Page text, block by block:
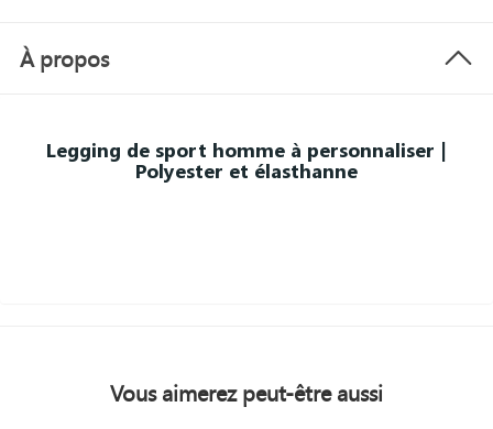
À propos
Legging de sport homme à personnaliser |
Polyester et élasthanne
Vous aimerez peut-être aussi